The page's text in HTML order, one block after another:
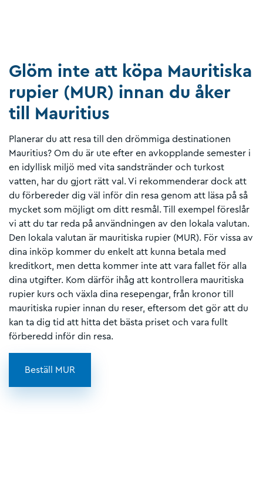
Glöm inte att köpa Mauritiska
rupier (MUR) innan du åker
till Mauritius
Planerar du att resa till den drömmiga destinationen
Mauritius? Om du är ute efter en avkopplande semester i
en idyllisk miljö med vita sandstränder och turkost
vatten, har du gjort rätt val. Vi rekommenderar dock att
du förbereder dig väl inför din resa genom att läsa på så
mycket som möjligt om ditt resmål. Till exempel föreslår
vi att du tar reda på användningen av den lokala valutan.
Den lokala valutan är mauritiska rupier (MUR). För vissa av
dina inköp kommer du enkelt att kunna betala med
kreditkort, men detta kommer inte att vara fallet för alla
dina utgifter. Kom därför ihåg att kontrollera mauritiska
rupier kurs och växla dina resepengar, från kronor till
mauritiska rupier innan du reser, eftersom det gör att du
kan ta dig tid att hitta det bästa priset och vara fullt
förberedd inför din resa.
Beställ MUR